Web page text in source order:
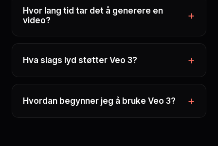
Hvor lang tid tar det å generere en
video?
Hva slags lyd støtter Veo 3?
Hvordan begynner jeg å bruke Veo 3?